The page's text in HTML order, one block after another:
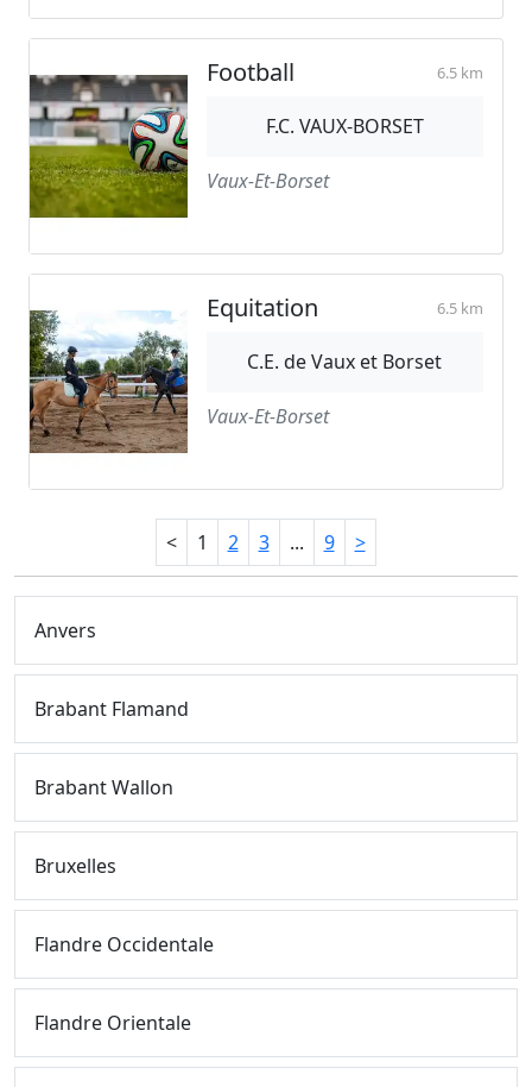
Football 6.5 km
F.C. VAUX-BORSET
Vaux-Et-Borset
Equitation 6.5 km
C.E. de Vaux et Borset
Vaux-Et-Borset
< 1 2 3 ... 9 >
Anvers
Brabant Flamand
Brabant Wallon
Bruxelles
Flandre Occidentale
Flandre Orientale